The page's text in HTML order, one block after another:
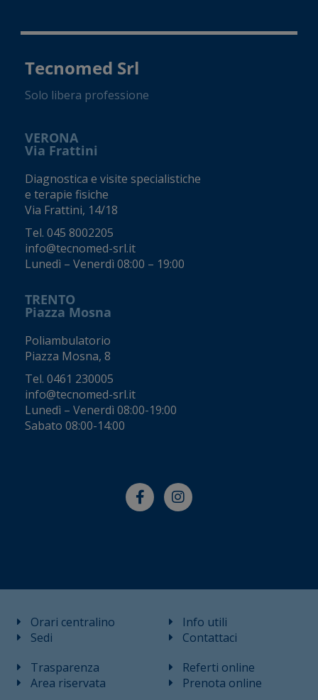
Tecnomed Srl
Solo libera professione
VERONA
Via Frattini
Diagnostica e visite specialistiche
e terapie fisiche
Via Frattini, 14/18
Tel. 045 8002205
info@tecnomed-srl.it
Lunedì – Venerdì 08:00 – 19:00
TRENTO
Piazza Mosna
Poliambulatorio
Piazza Mosna, 8
Tel. 0461 230005
info@tecnomed-srl.it
Lunedì – Venerdì 08:00-19:00
Sabato 08:00-14:00
Orari centralino
Sedi
Info utili
Contattaci
Trasparenza
Area riservata
Referti online
Prenota online